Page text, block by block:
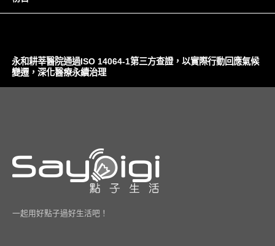
永和耕莘醫院通過ISO 14064-1第三方查證，以實際行動回應氣候
變遷，深化醫療永續治理
一起用好點子過好生活吧！